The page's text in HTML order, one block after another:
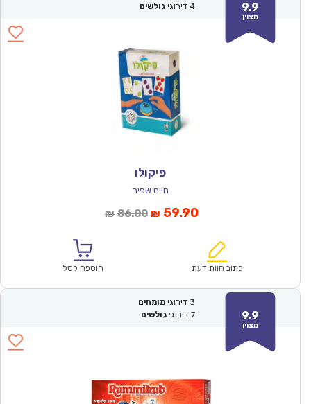
9.9
מצוין
4 דירוגי גולשים
פיקולו
חיים שפיר
₪ 86.00המחיר
₪86.00.
₪ 59.90המחיר
הוא:
כתוב חוות דעת הוספה לסל
9.9
מצוין
3 דירוגי מומחים
7 דירוגי גולשים